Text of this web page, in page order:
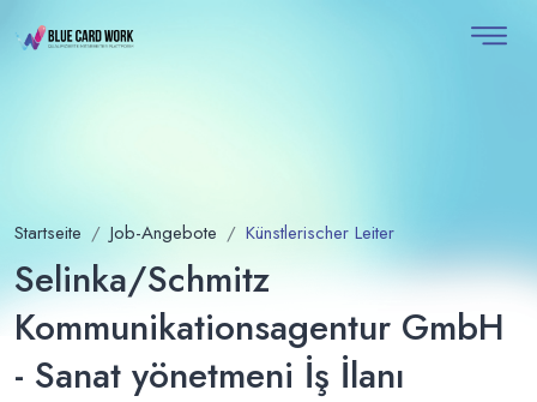
Startseite Job-Angebote Künstlerischer Leiter
Selinka/Schmitz
Kommunikationsagentur GmbH
- Sanat yönetmeni İş İlanı